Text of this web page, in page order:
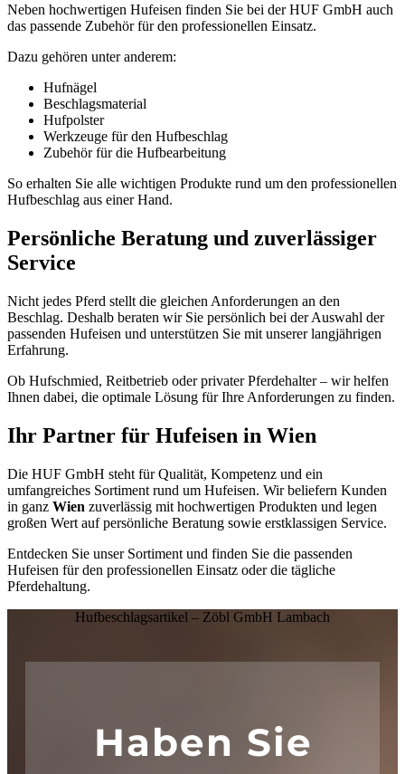
Neben hochwertigen Hufeisen finden Sie bei der HUF GmbH auch
das passende Zubehör für den professionellen Einsatz.
Dazu gehören unter anderem:
Hufnägel
Beschlagsmaterial
Hufpolster
Werkzeuge für den Hufbeschlag
Zubehör für die Hufbearbeitung
So erhalten Sie alle wichtigen Produkte rund um den professionellen
Hufbeschlag aus einer Hand.
Persönliche Beratung und zuverlässiger
Service
Nicht jedes Pferd stellt die gleichen Anforderungen an den
Beschlag. Deshalb beraten wir Sie persönlich bei der Auswahl der
passenden Hufeisen und unterstützen Sie mit unserer langjährigen
Erfahrung.
Ob Hufschmied, Reitbetrieb oder privater Pferdehalter – wir helfen
Ihnen dabei, die optimale Lösung für Ihre Anforderungen zu finden.
Ihr Partner für Hufeisen in Wien
Die HUF GmbH steht für Qualität, Kompetenz und ein
umfangreiches Sortiment rund um Hufeisen. Wir beliefern Kunden
in ganz Wien zuverlässig mit hochwertigen Produkten und legen
großen Wert auf persönliche Beratung sowie erstklassigen Service.
Entdecken Sie unser Sortiment und finden Sie die passenden
Hufeisen für den professionellen Einsatz oder die tägliche
Pferdehaltung.
Hufbeschlagsartikel – Zöbl GmbH Lambach
Haben Sie